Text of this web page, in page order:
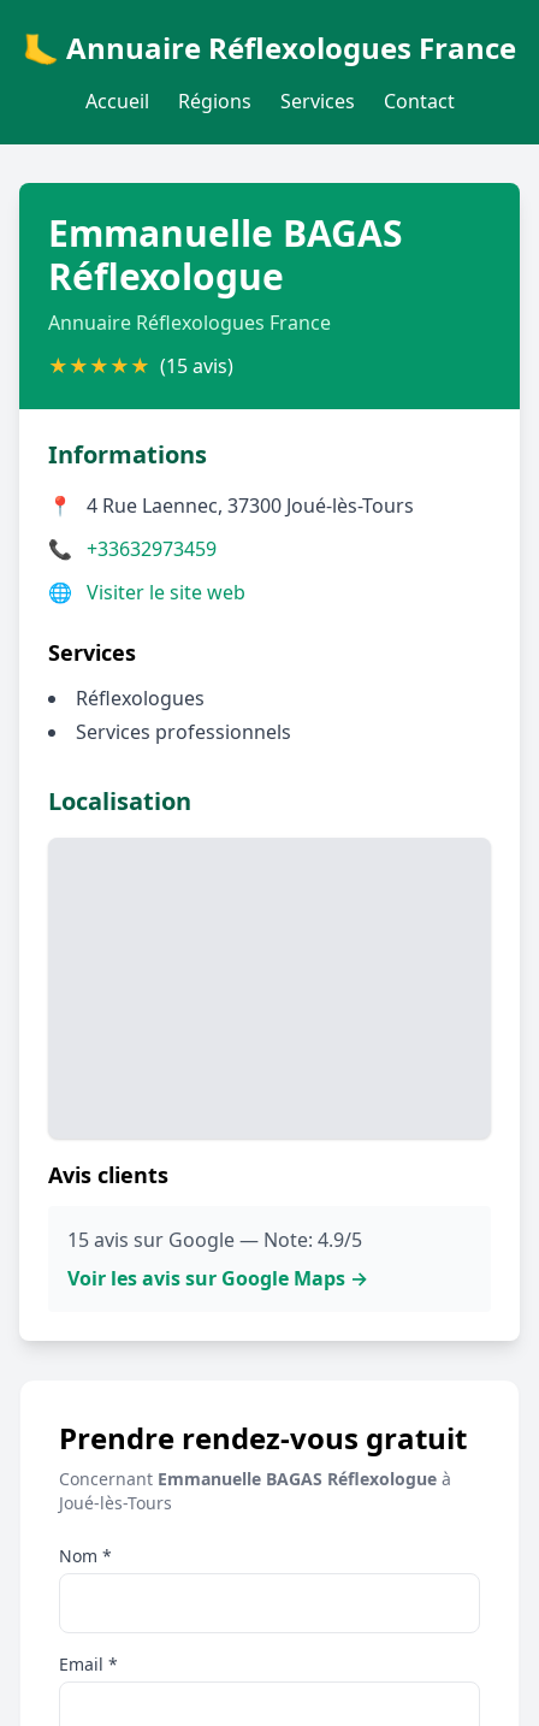
🦶 Annuaire Réflexologues France
Accueil Régions Services Contact
Emmanuelle BAGAS
Réflexologue
Annuaire Réflexologues France
★★★★★ (15 avis)
Informations
📍
4 Rue Laennec, 37300 Joué-lès-Tours
📞 +33632973459
🌐 Visiter le site web
Services
Réflexologues
Services professionnels
Localisation
Avis clients
15 avis sur Google — Note: 4.9/5
Voir les avis sur Google Maps →
Prendre rendez-vous gratuit
Concernant Emmanuelle BAGAS Réflexologue à
Joué-lès-Tours
Nom *
Email *